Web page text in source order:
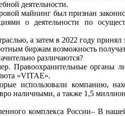
деятельности.
майнинг был признан
о деятельности по
а затем в 2022 году
биржам возможность
различаются?
Правоохранительные органы
«VITAE».
использовали компанию,
наличными, а также 1,5
комплекса России– В